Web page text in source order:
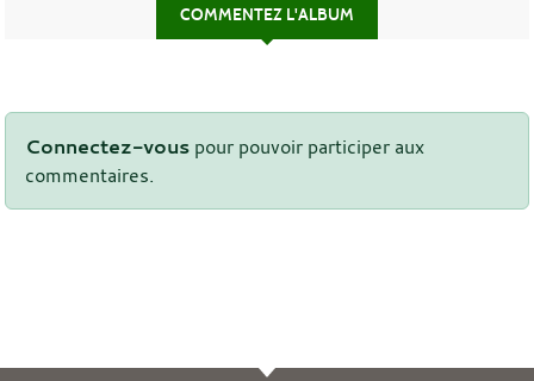
COMMENTEZ L'ALBUM
Connectez-vous pour pouvoir participer aux
commentaires.